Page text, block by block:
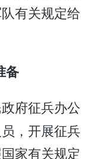
有关规定给
备
府征兵办公
，开展征兵
家有关规定